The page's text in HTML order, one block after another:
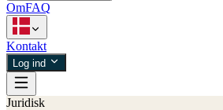
OmFAQ
Kontakt
Log ind
Juridisk